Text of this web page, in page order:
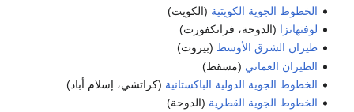
الخطوط الجوية الكويتية (الكويت)
لوفتهانزا (الدوحة، فرانكفورت)
طيران الشرق الأوسط (بيروت)
الطيران العماني (مسقط)
الخطوط الجوية الدولية الباكستانية (كراتشي، إسلام أباد)
الخطوط الجوية القطرية (الدوحة)